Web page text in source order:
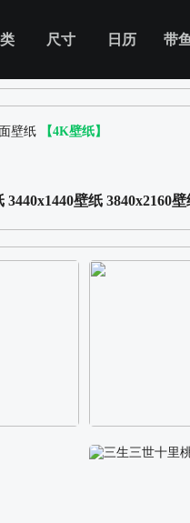
尺寸 日历 带
壁纸 【4K壁纸】
3440x1440壁纸 3840x2160壁
校园长发可爱